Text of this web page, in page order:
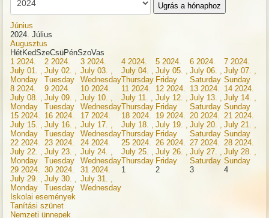
Ugrás a hónaphoz
Június
2024. Július
Augusztus
HétKedSzeCsüPénSzoVas
1 2024.
July 01. ,
Monday
2 2024.
July 02. ,
Tuesday
3 2024.
July 03. ,
Wednesday
4 2024.
July 04. ,
Thursday
5 2024.
July 05. ,
Friday
6 2024.
July 06. ,
Saturday
7 2024.
July 07. ,
Sunday
8 2024.
July 08. ,
Monday
9 2024.
July 09. ,
Tuesday
10 2024.
July 10. ,
Wednesday
11 2024.
July 11. ,
Thursday
12 2024.
July 12. ,
Friday
13 2024.
July 13. ,
Saturday
14 2024.
July 14. ,
Sunday
15 2024.
July 15. ,
Monday
16 2024.
July 16. ,
Tuesday
17 2024.
July 17. ,
Wednesday
18 2024.
July 18. ,
Thursday
19 2024.
July 19. ,
Friday
20 2024.
July 20. ,
Saturday
21 2024.
July 21. ,
Sunday
22 2024.
July 22. ,
Monday
23 2024.
July 23. ,
Tuesday
24 2024.
July 24. ,
Wednesday
25 2024.
July 25. ,
Thursday
26 2024.
July 26. ,
Friday
27 2024.
July 27. ,
Saturday
28 2024.
July 28. ,
Sunday
29 2024.
July 29. ,
Monday
30 2024.
July 30. ,
Tuesday
31 2024.
July 31. ,
Wednesday
1 2 3 4
Iskolai események
Tanítási szünet
Nemzeti ünnepek